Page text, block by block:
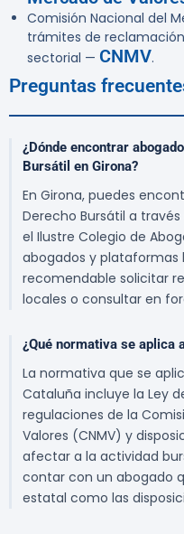
Comisión Nacional del
trámites de
sectorial — CNMV.
Preguntas
¿Dónde encontrar
Bursátil en Girona?
En Girona, puedes
Derecho Bursátil a
el Ilustre Colegio de
abogados y plataformas
recomendable solicitar
locales o consultar en
¿Qué normativa se aplica
La normativa que se
Cataluña incluye la Ley
regulaciones de la
Valores (CNMV) y
afectar a la actividad
contar con un abogado
estatal como las